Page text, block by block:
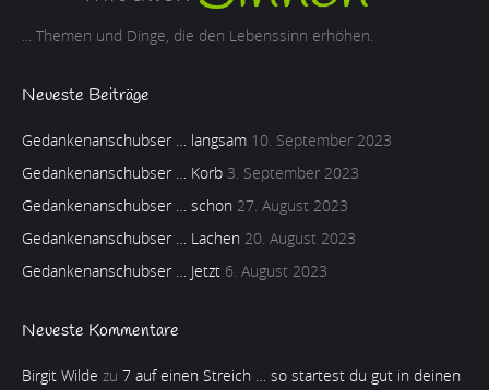
... Themen und Dinge, die den Lebenssinn erhöhen.
Neueste Beiträge
Gedankenanschubser … langsam 10. September 2023
Gedankenanschubser … Korb 3. September 2023
Gedankenanschubser … schon 27. August 2023
Gedankenanschubser … Lachen 20. August 2023
Gedankenanschubser … Jetzt 6. August 2023
Neueste Kommentare
Birgit Wilde zu 7 auf einen Streich … so startest du gut in deinen